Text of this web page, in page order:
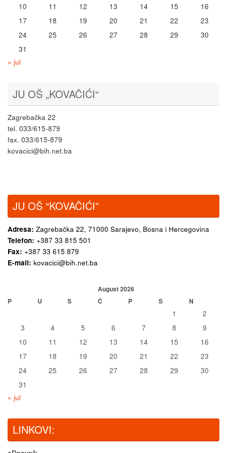
10
11 12 13 14 15
16
17
18 19 20 21 22
23
24
25 26 27 28 29
30
31
« jul
JU OŠ „KOVAČIĆI“
Zagrebačka 22
tel. 033/615-879
fax. 033/615-879
kovacici@bih.net.ba
JU OŠ “KOVAČIĆI”
Adresa: Zagrebačka 22, 71000 Sarajevo, Bosna i Hercegovina
Telefon: +387 33 815 501
Fax: +387 33 615 879
E-mail: kovacici@bih.net.ba
August 2026
P
U S Č P S N
1
2
3
4 5 6 7 8
9
10
11 12 13 14 15
16
17
18 19 20 21 22
23
24
25 26 27 28 29
30
31
« jul
LINKOVI: